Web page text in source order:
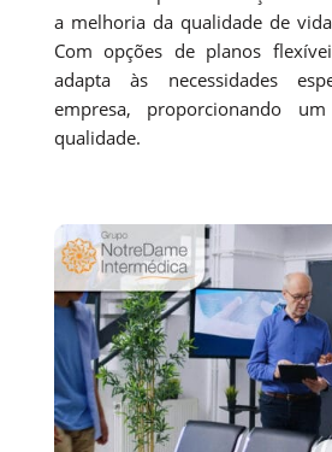
a melhoria da qualidade de
Com opções de planos
adapta às necessidades
empresa, proporcionando
qualidade.